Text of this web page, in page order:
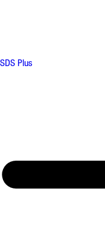
SDS Plus